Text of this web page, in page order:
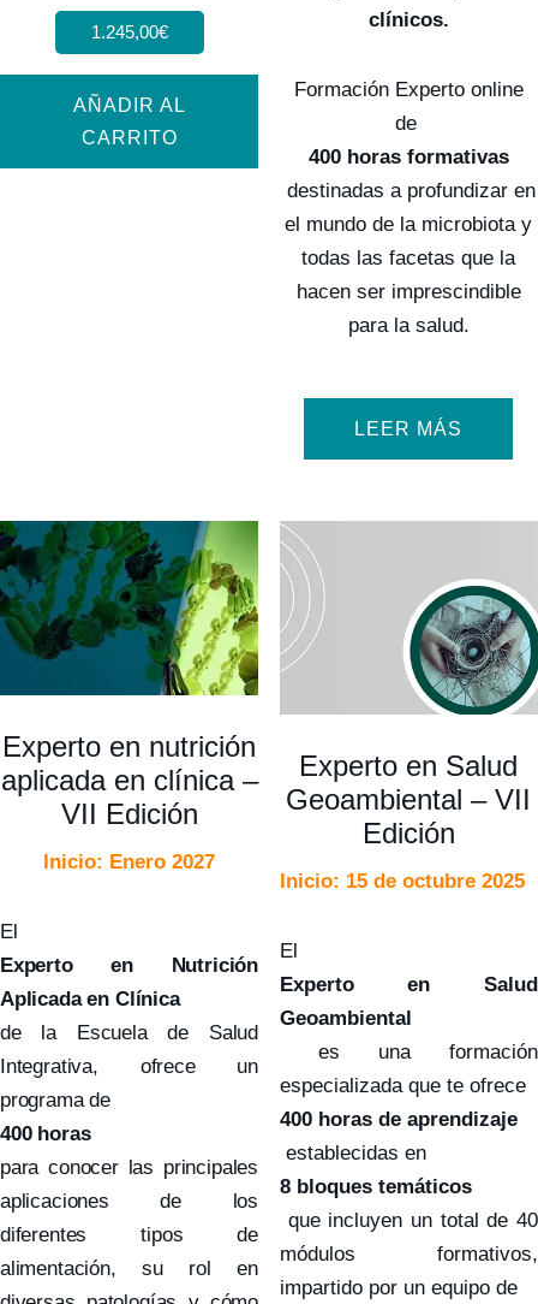
1.245,00€
AÑADIR AL
CARRITO
clínicos.
Formación Experto online
de
400 horas formativas
destinadas a profundizar en
el mundo de la microbiota y
todas las facetas que la
hacen ser imprescindible
para la salud.
LEER MÁS
Experto en nutrición
aplicada en clínica –
VII Edición
Inicio: Enero 2027
El
Experto en Nutrición
Aplicada en Clínica
de la Escuela de Salud
Integrativa, ofrece un
programa de
400 horas
para conocer las principales
aplicaciones de los
diferentes tipos de
alimentación, su rol en
Experto en Salud
Geoambiental – VII
Edición
Inicio: 15 de octubre 2025
El
Experto en Salud
Geoambiental
es una formación
especializada que te ofrece
400 horas de aprendizaje
establecidas en
8 bloques temáticos
que incluyen un total de 40
módulos formativos,
impartido por un equipo de